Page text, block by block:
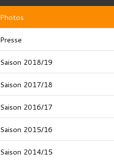
Photos
Presse
Saison 2018/19
Saison 2017/18
Saison 2016/17
Saison 2015/16
Saison 2014/15